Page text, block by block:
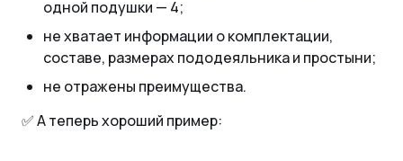
одной подушки — 4;
не хватает информации о комплектации,
составе, размерах пододеяльника и простыни;
не отражены преимущества.
✅ А теперь хороший пример: